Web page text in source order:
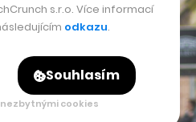
s.r.o. Více informací
odkazu.
Souhlasím
cookies